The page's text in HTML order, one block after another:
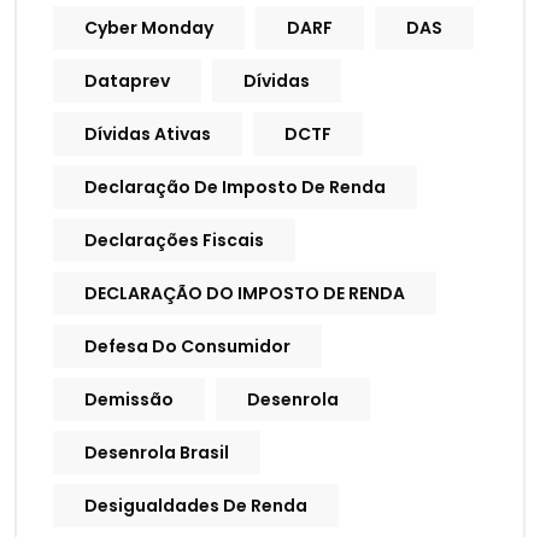
Cyber Monday DARF DAS
Dataprev Dívidas
Dívidas Ativas DCTF
Declaração De Imposto De Renda
Declarações Fiscais
DECLARAÇÃO DO IMPOSTO DE RENDA
Defesa Do Consumidor
Demissão Desenrola
Desenrola Brasil
Desigualdades De Renda